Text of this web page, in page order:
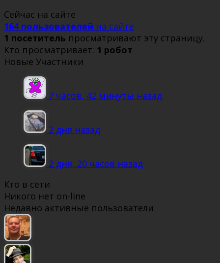
Сейчас на сайте
164 пользователей на сайте
1 посетитель просматривают эту страницу.
Кто просматривает: 1 робот
Новые Участники
7 часов, 42 минуты назад
2 дня назад
2 дня, 20 часов назад
Кто в сети
Никого нет on-line
Недавно активные пользователи